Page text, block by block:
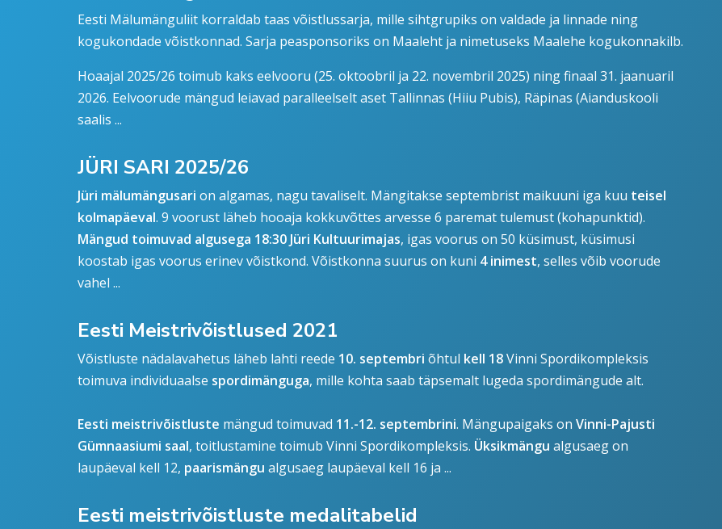
Eesti Mälumänguliit korraldab taas võistlussarja, mille sihtgrupiks on valdade ja linnade ning
kogukondade võistkonnad. Sarja peasponsoriks on Maaleht ja nimetuseks Maalehe kogukonnakilb.
Hoaajal 2025/26 toimub kaks eelvooru (25. oktoobril ja 22. novembril 2025) ning finaal 31. jaanuaril
2026. Eelvoorude mängud leiavad paralleelselt aset Tallinnas (Hiiu Pubis), Räpinas (Aianduskooli
saalis ...
JÜRI SARI 2025/26
Jüri mälumängusari on algamas, nagu tavaliselt. Mängitakse septembrist maikuuni iga kuu teisel
kolmapäeval. 9 voorust läheb hooaja kokkuvõttes arvesse 6 paremat tulemust (kohapunktid).
Mängud toimuvad algusega 18:30 Jüri Kultuurimajas, igas voorus on 50 küsimust, küsimusi
koostab igas voorus erinev võistkond. Võistkonna suurus on kuni 4 inimest, selles võib voorude
vahel ...
Eesti Meistrivõistlused 2021
Võistluste nädalavahetus läheb lahti reede 10. septembri õhtul kell 18Vinni Spordikompleksis
toimuva individuaalse spordimänguga, mille kohta saab täpsemalt lugeda spordimängude alt.
Eesti meistrivõistluste mängud toimuvad 11.-12. septembrini. Mängupaigaks on Vinni-Pajusti
Gümnaasiumi saal, toitlustamine toimub Vinni Spordikompleksis. Üksikmängu algusaeg on
laupäeval kell 12, paarismängu algusaeg laupäeval kell 16 ja ...
Eesti meistrivõistluste medalitabelid